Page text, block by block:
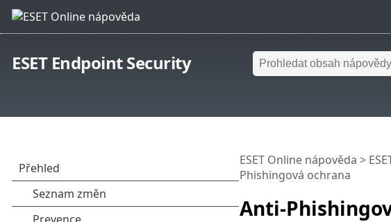
ESET Endpoint Security
Anti-
ESET Online nápověda >
Phishingová ochrana